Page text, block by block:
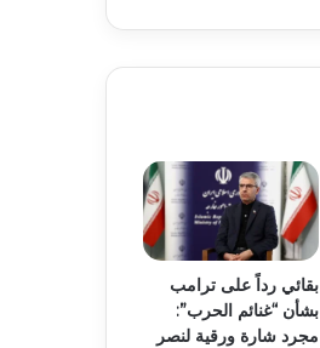
بقائي رداً على ترامب
بشأن “غنائم الحرب”:
مجرد شارة ورقية لنصر